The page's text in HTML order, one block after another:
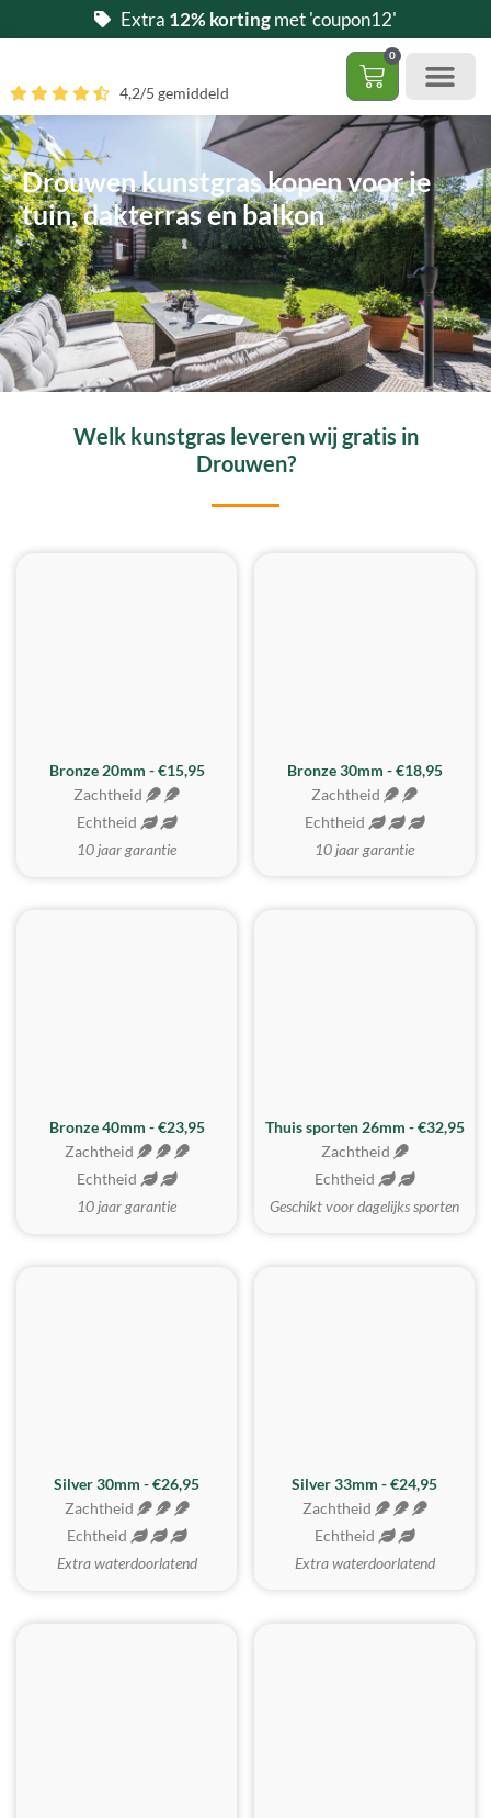
naar
inhoud
Extra 12% kortingmet 'coupon12'
0
4,2/5 gemiddeld
Drouwen kunstgras kopen voor je
tuin, dakterras en balkon
Welk kunstgras leveren wij gratis in
Drouwen?
Bronze 20mm - €15,95
Zachtheid
Echtheid
10 jaar garantie
BESTE KOOP
Bronze 30mm - €18,95
Zachtheid
Echtheid
10 jaar garantie
Bronze 40mm - €23,95
Zachtheid
Echtheid
10 jaar garantie
Thuis sporten 26mm - €32,95
Zachtheid
Echtheid
Geschikt voor dagelijks sporten
Silver 30mm - €26,95
Zachtheid
Echtheid
Extra waterdoorlatend
Silver 33mm - €24,95
Zachtheid
Echtheid
Extra waterdoorlatend